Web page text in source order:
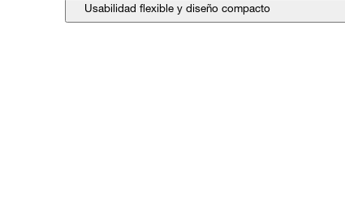
Usabilidad flexible y diseño compacto